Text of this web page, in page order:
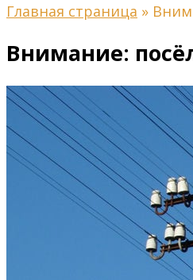
Главная страница »
Внимание: